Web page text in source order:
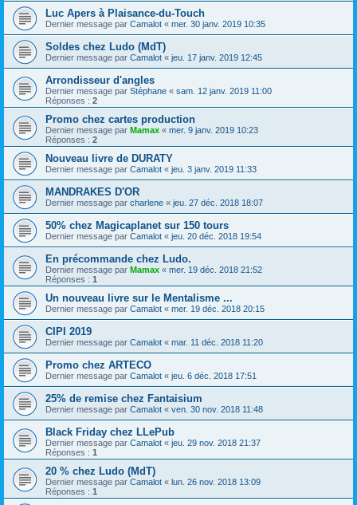
Luc Apers à Plaisance-du-Touch
Dernier message par Camalot « mer. 30 janv. 2019 10:35
Soldes chez Ludo (MdT)
Dernier message par Camalot « jeu. 17 janv. 2019 12:45
Arrondisseur d'angles
Dernier message par Stéphane « sam. 12 janv. 2019 11:00
Réponses : 2
Promo chez cartes production
Dernier message par Mamax « mer. 9 janv. 2019 10:23
Réponses : 2
Nouveau livre de DURATY
Dernier message par Camalot « jeu. 3 janv. 2019 11:33
MANDRAKES D'OR
Dernier message par charlene « jeu. 27 déc. 2018 18:07
50% chez Magicaplanet sur 150 tours
Dernier message par Camalot « jeu. 20 déc. 2018 19:54
En précommande chez Ludo.
Dernier message par Mamax « mer. 19 déc. 2018 21:52
Réponses : 1
Un nouveau livre sur le Mentalisme ...
Dernier message par Camalot « mer. 19 déc. 2018 20:15
CIPI 2019
Dernier message par Camalot « mar. 11 déc. 2018 11:20
Promo chez ARTECO
Dernier message par Camalot « jeu. 6 déc. 2018 17:51
25% de remise chez Fantaisium
Dernier message par Camalot « ven. 30 nov. 2018 11:48
Black Friday chez LLePub
Dernier message par Camalot « jeu. 29 nov. 2018 21:37
Réponses : 1
20 % chez Ludo (MdT)
Dernier message par Camalot « lun. 26 nov. 2018 13:09
Réponses : 1